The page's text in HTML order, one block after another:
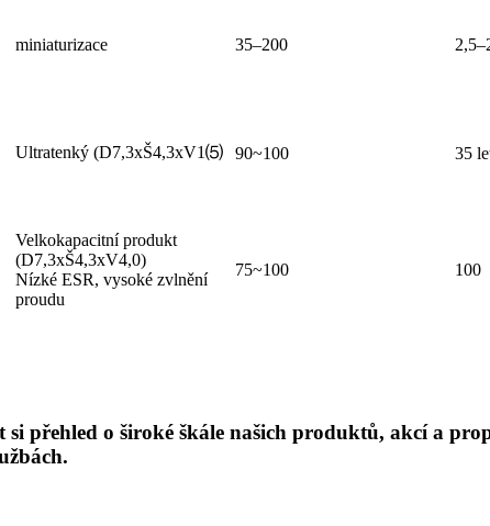
miniaturizace 35–200
Ultratenký (D7,3xŠ4,3xV1⑸ 90~100 35
Velkokapacitní produkt
(D7,3xŠ4,3xV4,0)
Nízké ESR, vysoké zvlnění
proudu
75~100 100
si přehled o široké škále našich produktů, akcí a